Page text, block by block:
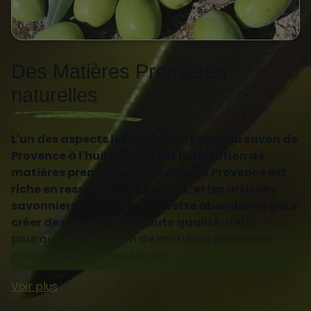
Des Matières Premières
naturelles
L'un des aspects les plus attrayants du savon de
Provence à l'huile d'olive est l'utilisation de
matières premières naturelles. La Provence est
riche en ressources naturelles, et les artisans
savonniers tirent parti de cette abondance pour
créer des produits de haute qualité. Voici
pourquoi l'utilisation de matières premières
Absence de Produits Chimiques Nocifs :